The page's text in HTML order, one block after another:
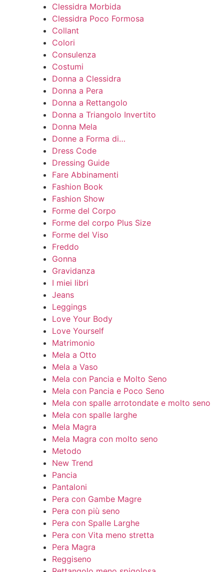
Clessidra Morbida
Clessidra Poco Formosa
Collant
Colori
Consulenza
Costumi
Donna a Clessidra
Donna a Pera
Donna a Rettangolo
Donna a Triangolo Invertito
Donna Mela
Donne a Forma di…
Dress Code
Dressing Guide
Fare Abbinamenti
Fashion Book
Fashion Show
Forme del Corpo
Forme del corpo Plus Size
Forme del Viso
Freddo
Gonna
Gravidanza
I miei libri
Jeans
Leggings
Love Your Body
Love Yourself
Matrimonio
Mela a Otto
Mela a Vaso
Mela con Pancia e Molto Seno
Mela con Pancia e Poco Seno
Mela con spalle arrotondate e molto seno
Mela con spalle larghe
Mela Magra
Mela Magra con molto seno
Metodo
New Trend
Pancia
Pantaloni
Pera con Gambe Magre
Pera con più seno
Pera con Spalle Larghe
Pera con Vita meno stretta
Pera Magra
Reggiseno